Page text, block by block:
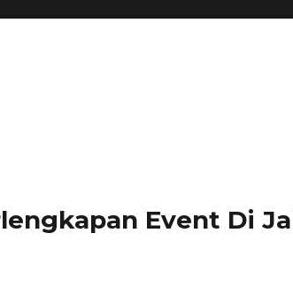
Event Di